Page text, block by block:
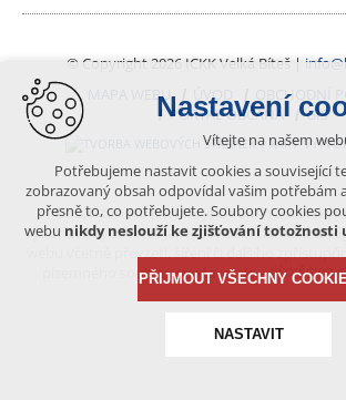
© Copyright 2026 ICKK Velká Bíteš |
MAPA WEBU
ÚVOD
OBCHODNÍ
PORTÁL OBČANA
GIS
Obsah tohoto portálu je chráněn
vykonává vydavatel. Jakékoliv užití článků a
písemného souhlasu vydavatele –
Nastavení
Vítejte na našem
Potřebujeme nastavit cookies a související
zobrazovaný obsah odpovídal vašim potřebám
přesně to, co potřebujete. Soubory cookies
webu nikdy neslouží ke zjišťování
PŘIJMOUT VŠECHNY
NASTAVIT